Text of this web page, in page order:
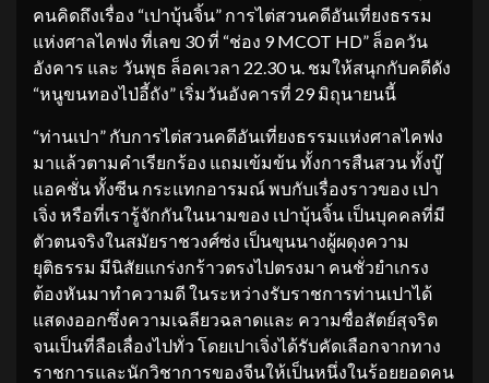
คนคิดถึงเรื่อง “เปาบุ้นจิ้น” การไต่สวนคดีอันเที่ยงธรรม
แห่งศาลไคฟง ที่เลข 30 ที่ “ช่อง 9 MCOT HD” ล็อควัน
อังคาร และ วันพุธ ล็อคเวลา 22.30 น. ชมให้สนุกกับคดีดัง
“หนูขนทองไป่อี้ถัง” เริ่มวันอังคารที่ 29 มิถุนายนนี้
“ท่านเปา” กับการไต่สวนคดีอันเที่ยงธรรมแห่งศาลไคฟง
มาแล้วตามคำเรียกร้อง แถมเข้มข้น ทั้งการสืนสวน ทั้งบู๊
แอคชั่น ทั้งซีน กระแทกอารมณ์ พบกับเรื่องราวของ เปา
เจิ่ง หรือที่เรารู้จักกันในนามของ เปาบุ้นจิ้น เป็นบุคคลที่มี
ตัวตนจริงในสมัยราชวงศ์ซ่ง เป็นขุนนางผู้ผดุงความ
ยุติธรรม มีนิสัยแกร่งกร้าวตรงไปตรงมา คนชั่วยำเกรง
ต้องหันมาทำความดี ในระหว่างรับราชการท่านเปาได้
แสดงออกซึ่งความเฉลียวฉลาดและ ความซื่อสัตย์สุจริต
จนเป็นที่ลือเลื่องไปทั่ว โดยเปาเจิ่งได้รับคัดเลือกจากทาง
ราชการและนักวิชาการของจีนให้เป็นหนึ่งในร้อยยอดคน